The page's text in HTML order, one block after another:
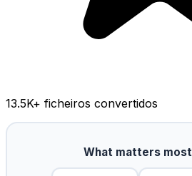
13.5K+ ficheiros convertidos
What matters